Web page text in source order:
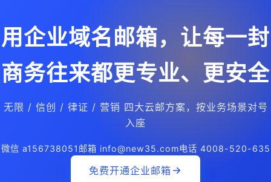
用企业域名邮箱，让每一封
商务往来都更专业、更安全
无限 / 信创 / 律证 / 营销 四大云邮方案，按业务场景对号
入座
微信 a156738051 邮箱 info@new35.com电话 4008-520-635
免费开通企业邮箱